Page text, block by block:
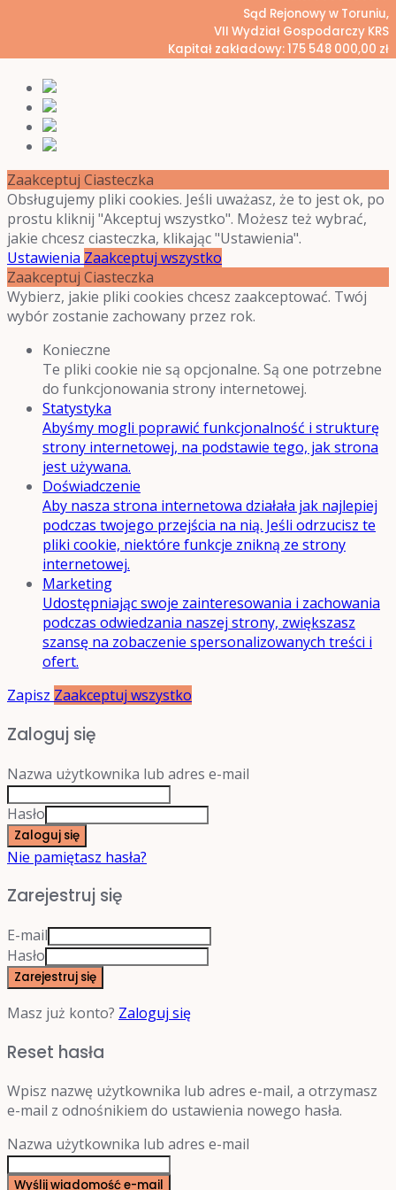
Sąd Rejonowy w Toruniu,
VII Wydział Gospodarczy KRS
Kapitał zakładowy: 175 548 000,00 zł
Zaakceptuj Ciasteczka
Obsługujemy pliki cookies. Jeśli uważasz, że to jest ok, po
prostu kliknij "Akceptuj wszystko". Możesz też wybrać,
jakie chcesz ciasteczka, klikając "Ustawienia".
Ustawienia Zaakceptuj wszystko
Zaakceptuj Ciasteczka
Wybierz, jakie pliki cookies chcesz zaakceptować. Twój
wybór zostanie zachowany przez rok.
Konieczne
Te pliki cookie nie są opcjonalne. Są one potrzebne
do funkcjonowania strony internetowej.
Statystyka
Abyśmy mogli poprawić funkcjonalność i strukturę
strony internetowej, na podstawie tego, jak strona
jest używana.
Doświadczenie
Aby nasza strona internetowa działała jak najlepiej
podczas twojego przejścia na nią. Jeśli odrzucisz te
pliki cookie, niektóre funkcje znikną ze strony
internetowej.
Marketing
Udostępniając swoje zainteresowania i zachowania
podczas odwiedzania naszej strony, zwiększasz
szansę na zobaczenie spersonalizowanych treści i
ofert.
Zapisz Zaakceptuj wszystko
Zaloguj się
Nazwa użytkownika lub adres e-mail
Hasło
Zaloguj się
Nie pamiętasz hasła?
Zarejestruj się
E-mail
Hasło
Zarejestruj się
Masz już konto? Zaloguj się
Reset hasła
Wpisz nazwę użytkownika lub adres e-mail, a otrzymasz
e-mail z odnośnikiem do ustawienia nowego hasła.
Nazwa użytkownika lub adres e-mail
Wyślij wiadomość e-mail